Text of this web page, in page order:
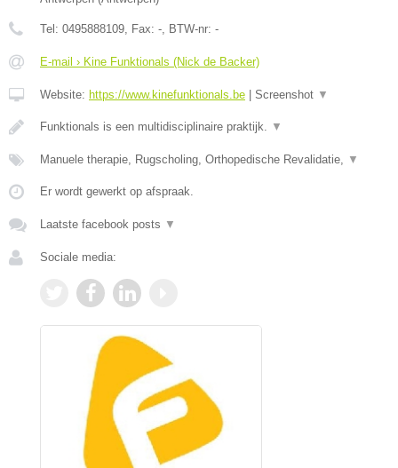
Tel: 0495888109, Fax: -, BTW-nr: -
E-mail › Kine Funktionals (Nick de Backer)
Website: https://www.kinefunktionals.be Screenshot ▼
Funktionals is een multidisciplinaire praktijk. ▼
Manuele therapie, Rugscholing, Orthopedische Revalidatie, ▼
Er wordt gewerkt op afspraak.
Laatste facebook posts ▼
Sociale media: